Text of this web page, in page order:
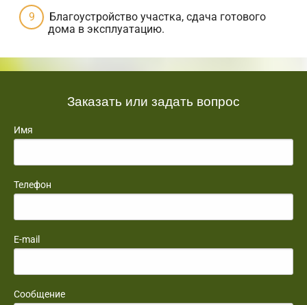
Благоустройство участка, сдача готового
дома в эксплуатацию.
Заказать или задать вопрос
Имя
Телефон
E-mail
Сообщение